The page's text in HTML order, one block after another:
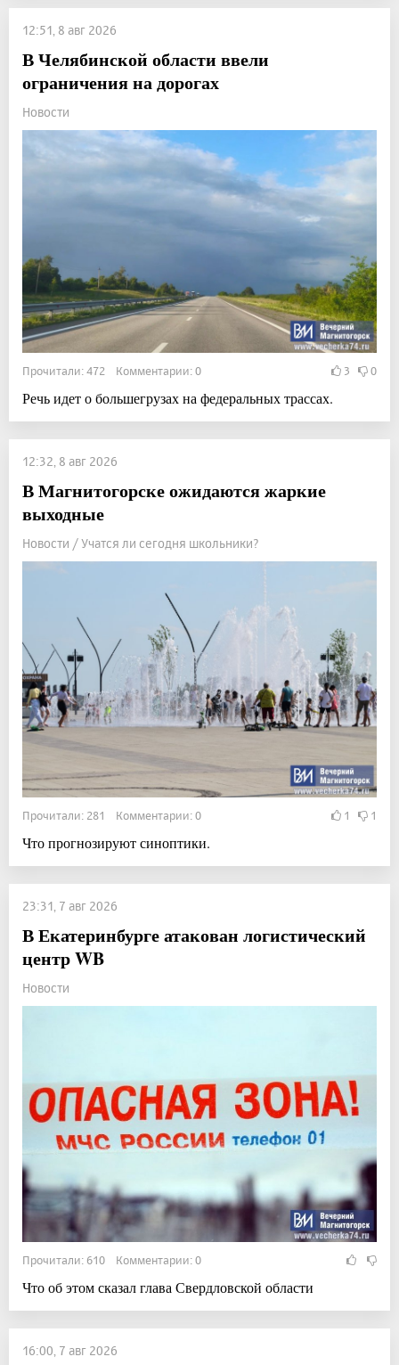
12:51, 8 авг 2026
В Челябинской области ввели
ограничения на дорогах
Новости
Прочитали: 472 Комментарии: 0 3 0
Речь идет о большегрузах на федеральных трассах.
12:32, 8 авг 2026
В Магнитогорске ожидаются жаркие
выходные
Новости / Учатся ли сегодня школьники?
Прочитали: 281 Комментарии: 0 1 1
Что прогнозируют синоптики.
23:31, 7 авг 2026
В Екатеринбурге атакован логистический
центр WB
Новости
Прочитали: 610 Комментарии: 0
Что об этом сказал глава Свердловской области
16:00, 7 авг 2026